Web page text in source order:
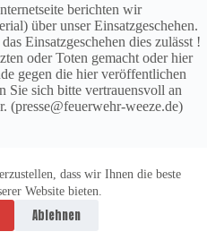
dass wir Ihnen die beste
Website bieten.
Ablehnen
berichten wir
über unser Einsatzgeschehen.
Einsatzgeschehen dies zulässt !
oder Toten gemacht oder hier
gegen die hier veröffentlichen
Sie sich bitte vertrauensvoll an
(presse@feuerwehr-weeze.de)
Impressum
-
vitolution